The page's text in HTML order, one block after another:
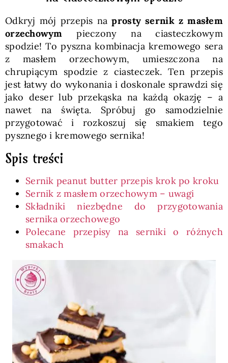
Odkryj mój przepis naprosty sernik z masłem
orzechowympieczony na ciasteczkowym
spodzie! To pyszna kombinacja kremowego sera
z masłem orzechowym, umieszczona na
chrupiącym spodzie z ciasteczek. Ten przepis
jest łatwy do wykonania i doskonale sprawdzi się
jako deser lub przekąska na każdą okazję – a
nawet na święta. Spróbuj go samodzielnie
przygotować i rozkoszuj się smakiem tego
pysznego i kremowego sernika!
Spis treści
Sernik peanut butter przepis krok po kroku
Sernik z masłem orzechowym – uwagi
Składniki niezbędne do przygotowania
sernika orzechowego
Polecane przepisy na serniki o różnych
smakach